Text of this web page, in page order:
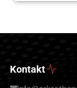
Kontakt